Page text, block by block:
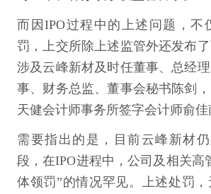
而因IPO过程中的上述问题，不
罚，上交所除上述监管外还发布了
涉及云峰新材及时任董事、总经
事、财务总监、董事会秘书陈剑
天健会计师事务所签字会计师俞佳
需要指出的是，目前云峰新材
段，在IPO进程中，公司及相关高
体领罚”的情况罕见。上述处罚